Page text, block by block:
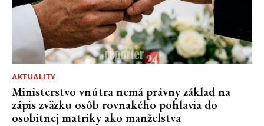
AKTUALITY
Ministerstvo vnútra nemá právny základ na
zápis zväzku osôb rovnakého pohlavia do
osobitnej matriky ako manželstva